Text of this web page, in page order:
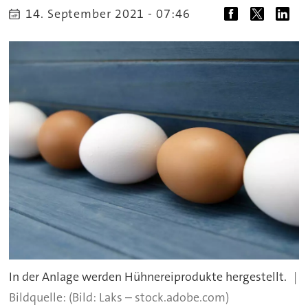
14. September 2021 - 07:46
In der Anlage werden Hühnereiprodukte hergestellt.
(Bild: Laks – stock.adobe.com)